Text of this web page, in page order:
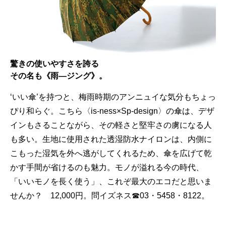
驚きの使いやすさを誇る
その名も《雨―ジング》。
‘いい傘’を持つと、梅雨時期のアンニュイな気分もちょっ
ぴり和らぐ。こちら〈is-ness×Sp-design〉の傘は、デザ
インもさることながら、その軽さと堅牢さの虜になる人
も多い。生地に使用された透湿防水ナイロンは、内側に
こもった湿気を外へ逃がしてくれるため、傘を広げて乾
かす手間が省けるのも魅力。モノが溢れる今の時代、
「いいモノを長く使う」、これぞ最大のエコだと思いま
せんか？ 12,000円。問イズネス☎03・5458・8122。